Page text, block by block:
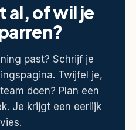
al, of wil je
past? Schrijf je
Twijfel je,
doen? Plan een
Je krijgt een eerlijk